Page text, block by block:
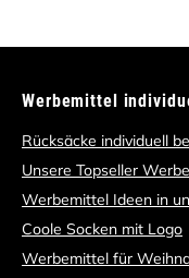
Werbemittel
Rücksäcke individuell
Unsere Topseller
Werbemittel Ideen in
Coole Socken mit Logo
Werbemittel für